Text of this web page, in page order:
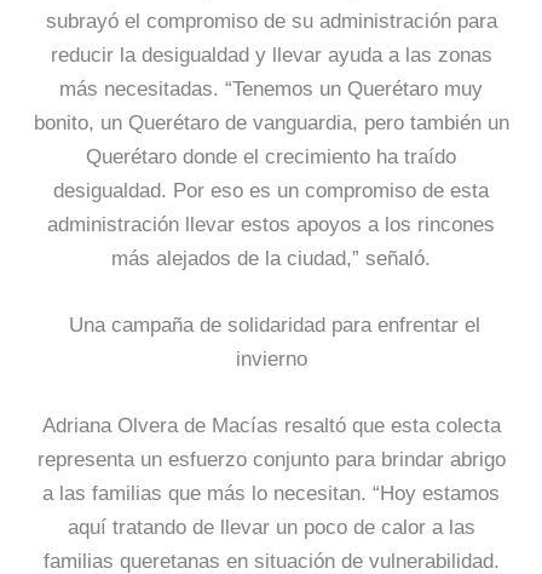
subrayó el compromiso de su administración para
reducir la desigualdad y llevar ayuda a las zonas
más necesitadas. “Tenemos un Querétaro muy
bonito, un Querétaro de vanguardia, pero también un
Querétaro donde el crecimiento ha traído
desigualdad. Por eso es un compromiso de esta
administración llevar estos apoyos a los rincones
más alejados de la ciudad,” señaló.
Una campaña de solidaridad para enfrentar el
invierno
Adriana Olvera de Macías resaltó que esta colecta
representa un esfuerzo conjunto para brindar abrigo
a las familias que más lo necesitan. “Hoy estamos
aquí tratando de llevar un poco de calor a las
familias queretanas en situación de vulnerabilidad.